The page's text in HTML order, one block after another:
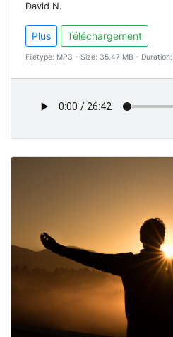
David N.
Plus Téléchargement
Filetype: MP3 - Size: 35.47 MB -